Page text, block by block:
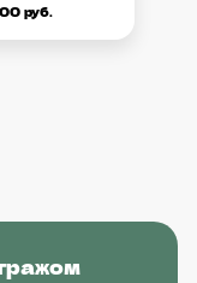
руб.